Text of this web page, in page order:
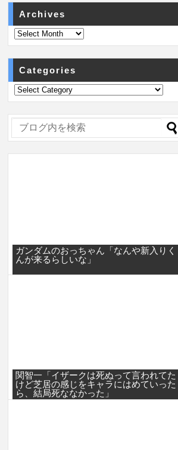
Archives
Categories
ガンダムのおっちゃん「なんや新入りく
んが来るらしいな」
関智一「イザークは死ぬって言われてた
けど芝居の感じをキャラにはめていった
ら、結局死ななかった」